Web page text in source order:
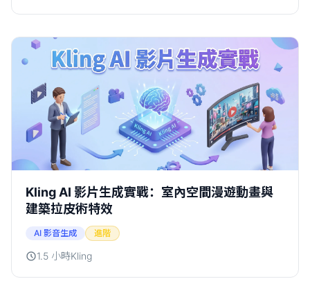
Kling AI 影片生成實戰：室內空間漫遊動畫與
建築拉皮術特效
AI 影音生成 進階
1.5 小時Kling